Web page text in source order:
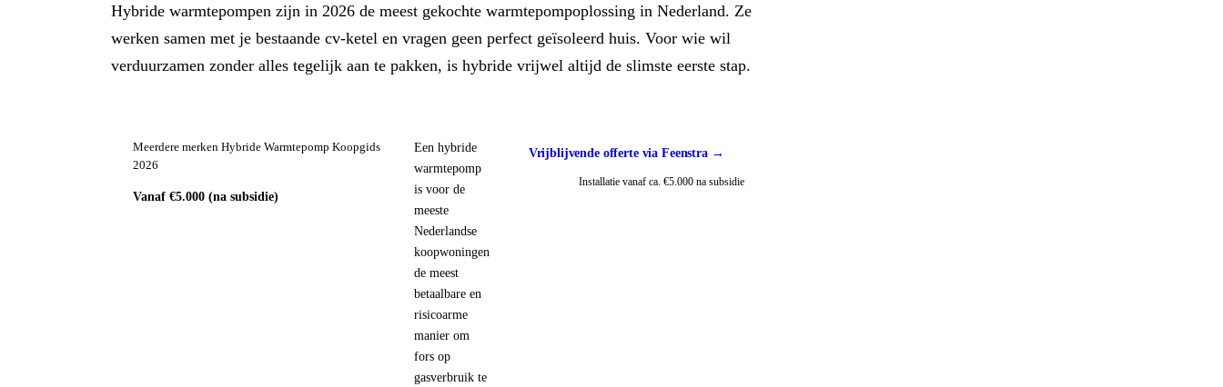
Hybride warmtepompen zijn in 2026 de meest gekochte warmtepompoplossing in Nederland. Ze
werken samen met je bestaande cv-ketel en vragen geen perfect geïsoleerd huis. Voor wie wil
verduurzamen zonder alles tegelijk aan te pakken, is hybride vrijwel altijd de slimste eerste stap.
Meerdere merken Hybride Warmtepomp Koopgids
2026
Vanaf €5.000 (na subsidie)
Een hybride
warmtepomp
is voor de
meeste
Nederlandse
koopwoningen
de meest
betaalbare en
risicoarme
manier om
fors op
gasverbruik te
Vrijblijvende offerte via Feenstra →
Installatie vanaf ca. €5.000 na subsidie